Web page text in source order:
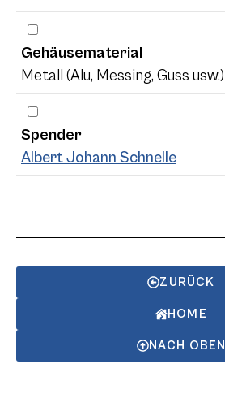
Gehäusematerial
Metall (Alu, Messing, Guss usw.)
Spender
Albert Johann Schnelle
ZURÜCK
HOME
NACH OBEN